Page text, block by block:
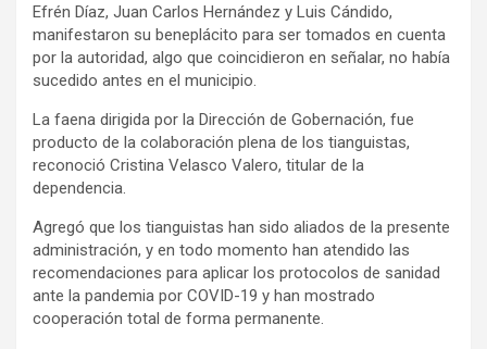
Efrén Díaz, Juan Carlos Hernández y Luis Cándido,
manifestaron su beneplácito para ser tomados en cuenta
por la autoridad, algo que coincidieron en señalar, no había
sucedido antes en el municipio.
La faena dirigida por la Dirección de Gobernación, fue
producto de la colaboración plena de los tianguistas,
reconoció Cristina Velasco Valero, titular de la
dependencia.
Agregó que los tianguistas han sido aliados de la presente
administración, y en todo momento han atendido las
recomendaciones para aplicar los protocolos de sanidad
ante la pandemia por COVID-19 y han mostrado
cooperación total de forma permanente.